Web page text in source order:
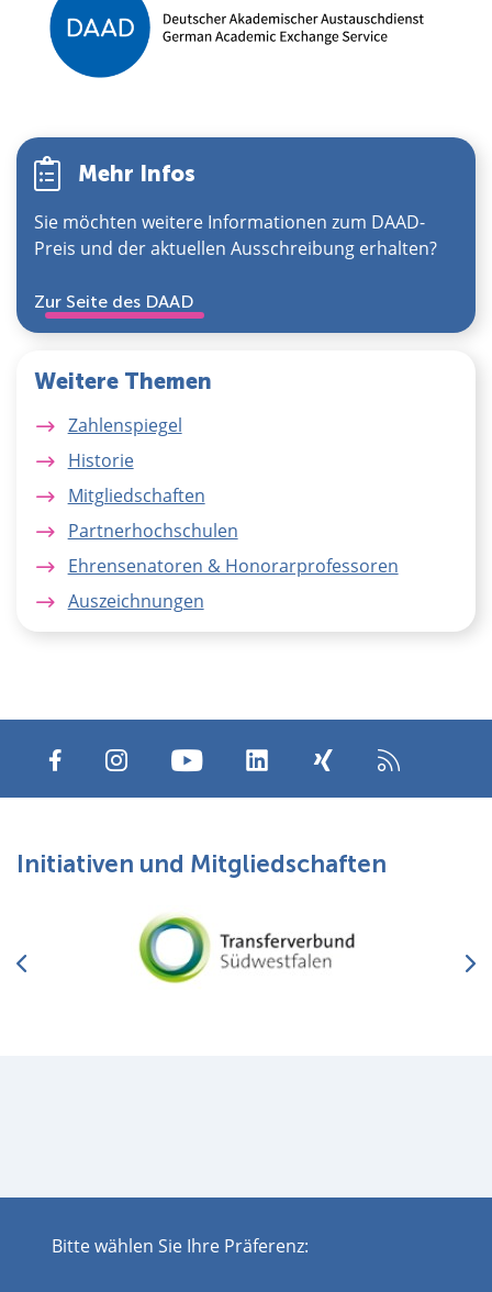
Mehr Infos
Sie möchten weitere Informationen zum DAAD-
Preis und der aktuellen Ausschreibung erhalten?
Zur Seite des DAAD
Weitere Themen
Zahlenspiegel
Historie
Mitgliedschaften
Partnerhochschulen
Ehrensenatoren & Honorarprofessoren
Auszeichnungen
Initiativen und Mitgliedschaften
Impressum Datenschutz
Disclaimer
Bitte wählen Sie Ihre Präferenz: